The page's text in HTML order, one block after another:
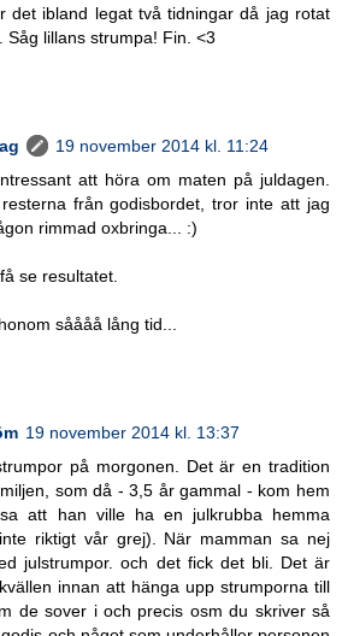
det ibland legat två tidningar då jag rotat
Såg lillans strumpa! Fin. <3
19 november 2014 kl. 11:24
att höra om maten på juldagen.
från godisbordet, tror inte att jag
rimmad oxbringa... :)
se resultatet.
såååå lång tid...
19 november 2014 kl. 13:37
på morgonen. Det är en tradition
som då - 3,5 år gammal - kom hem
att han ville ha en julkrubba hemma
riktigt vår grej). När mamman sa nej
julstrumpor. och det fick det bli. Det är
innan att hänga upp strumporna till
de sover i och precis osm du skriver så